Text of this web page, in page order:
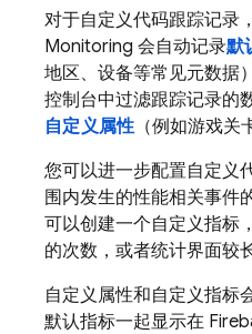
对于自定义代码跟踪记录，
Monitoring 会自动记录默
地区、设备等常见元数据
控制台中过滤跟踪记录的
自定义属性（例如游戏关
您可以进一步配置自定义
围内发生的性能相关事件
可以创建一个自定义指标
的次数，或者统计界面较
自定义属性和自定义指标
默认指标一起显示在